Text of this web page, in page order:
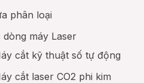
phân loại
dòng máy Laser
cắt kỹ thuật số tự động
cắt laser CO2 phi kim